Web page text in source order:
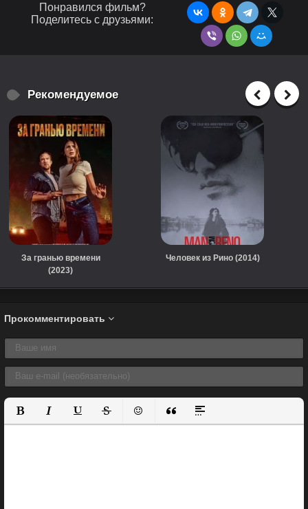
Понравился фильм?
Поделитесь с друзьями:
Рекомендуемое
За гранью времени
(2023)
Человек из Рино (2014)
Прокомментировать
Полужирный
КурсивПодчеркнутый
ЗачеркнутыйВставить смайлик
Вставка цитаты
Вставка спойлера